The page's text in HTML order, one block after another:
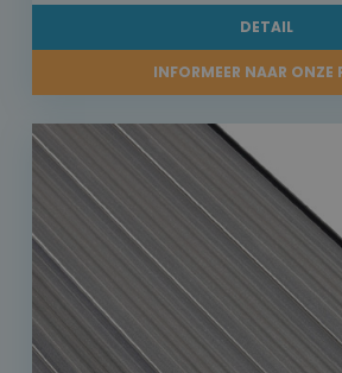
DETAIL
INFORMEER NAAR ONZE